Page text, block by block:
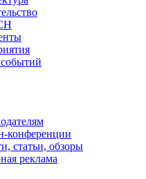
конференции
статьи, обзоры
реклама